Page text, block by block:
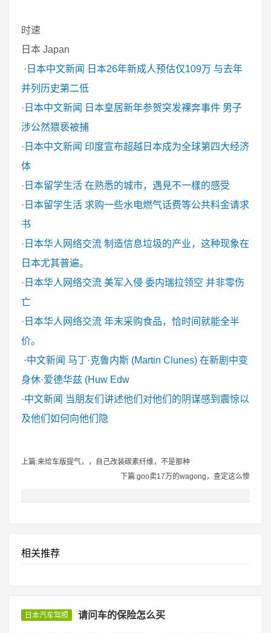
时速
日本 Japan
· 日本中文新闻
日本26年新成人预估仅109万 与去年
并列历史第二低
· 日本中文新闻
日本皇居新年参贺突发裸奔事件 男子
涉公然猥亵被捕
· 日本中文新闻 印度宣布超越日本成为全球第四大经济
体
· 日本留学生活 在熟悉的城市，遇見不一樣的感受
· 日本留学生活 求购一些水电燃气话费等公共料金请求
书
· 日本华人网络交流 制造信息垃圾的产业，这种现象在
日本尤其普遍。
· 日本华人网络交流 美军入侵 委内瑞拉领空 并非零伤
亡
· 日本华人网络交流 年末采购食品，恰时间就能全半
价。
·中文新闻 马丁·克鲁内斯 (Martin Clunes) 在新剧中变
身休·爱德华兹 (Huw Edw
·中文新闻 当朋友们讲述他们对他们的阴谋感到震惊以
及他们如何向他们隐
上篇:来给车版提气，，自己改装碳素纤维，不是那种
下篇:goo卖17万的wagong，查定这么惨
相关推荐
日本汽车驾照 请问车的保险怎么买